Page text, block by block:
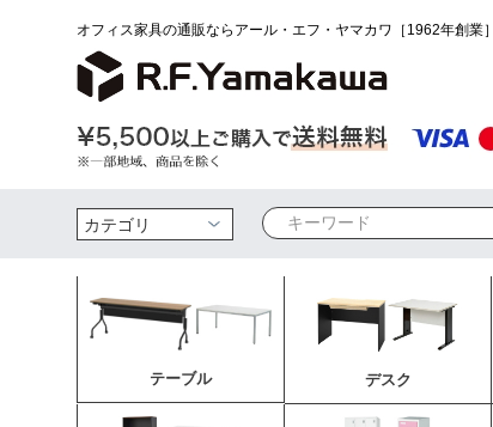
オフィス家具の通販ならアール・エフ・ヤマカワ［1962年創業］
検索
テーブル デスク